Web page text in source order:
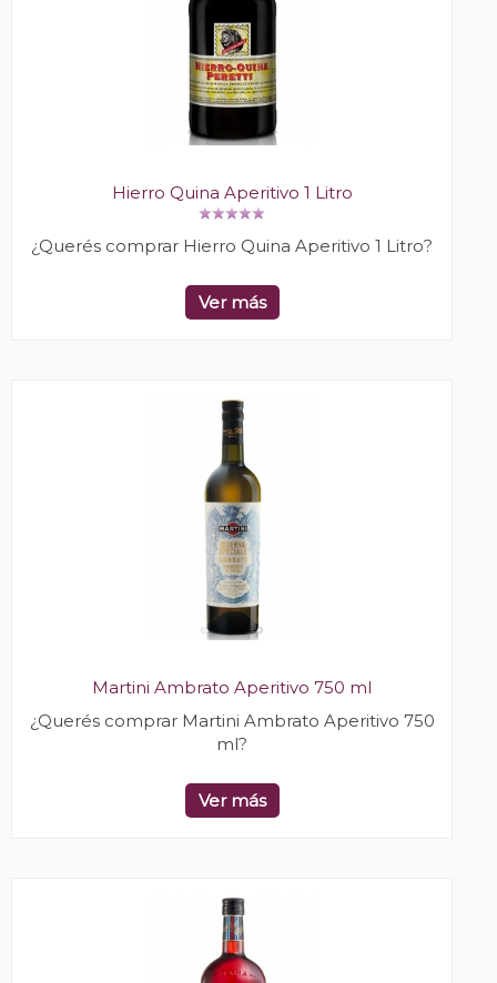
Hierro Quina Aperitivo 1 Litro
¿Querés comprar Hierro Quina Aperitivo 1 Litro?
Ver más
Martini Ambrato Aperitivo 750 ml
¿Querés comprar Martini Ambrato Aperitivo 750
ml?
Ver más